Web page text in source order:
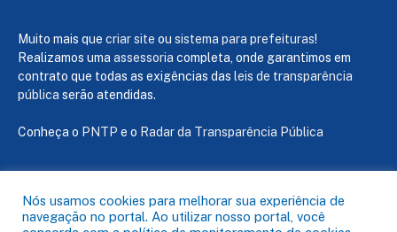
Muito mais que criar site ou sistema para prefeituras!
Realizamos uma assessoria completa, onde garantimos em
contrato que todas as exigências das leis de transparência
pública serão atendidas.
Conheça o PNTP e o Radar da Transparência Pública
Todos os direitos reservados a Câmara de Capanema
Nós usamos cookies para melhorar sua experiência de
navegação no portal. Ao utilizar nosso portal, você